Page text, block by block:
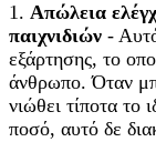
1. Απώλεια
παιχνιδιών -
εξάρτησης, το
άνθρωπο. Όταν
νιώθει τίποτα το
ποσό, αυτό δε